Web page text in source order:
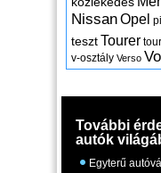
NissanOpel
tesztTourer
v-osztály Verso
További
autók
Egyterű